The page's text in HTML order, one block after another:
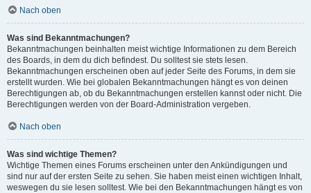
Nach oben
Was sind Bekanntmachungen?
Bekanntmachungen beinhalten meist wichtige Informationen zu dem Bereich
des Boards, in dem du dich befindest. Du solltest sie stets lesen.
Bekanntmachungen erscheinen oben auf jeder Seite des Forums, in dem sie
erstellt wurden. Wie bei globalen Bekanntmachungen hängt es von deinen
Berechtigungen ab, ob du Bekanntmachungen erstellen kannst oder nicht. Die
Berechtigungen werden von der Board-Administration vergeben.
Nach oben
Was sind wichtige Themen?
Wichtige Themen eines Forums erscheinen unter den Ankündigungen und
sind nur auf der ersten Seite zu sehen. Sie haben meist einen wichtigen Inhalt,
weswegen du sie lesen solltest. Wie bei den Bekanntmachungen hängt es von